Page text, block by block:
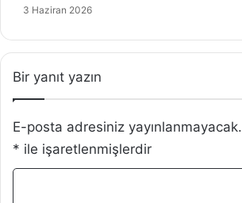
3 Haziran 2026
Bir yanıt yazın
E-posta adresiniz yayınlanmayacak.
* ile işaretlenmişlerdir